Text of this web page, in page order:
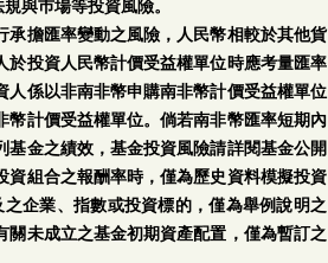
與巿場等投資風險。
擔匯率變動之風險，人民幣相較於其他貨
投資人民幣計價受益權單位時應考量匯率
係以非南非幣申購南非幣計價受益權單位
計價受益權單位。倘若南非幣匯率短期內
金之績效，基金投資風險請詳閱基金公開
組合之報酬率時，僅為歷史資料模擬投資
企業、指數或投資標的，僅為舉例說明之
未成立之基金初期資產配置，僅為暫訂之